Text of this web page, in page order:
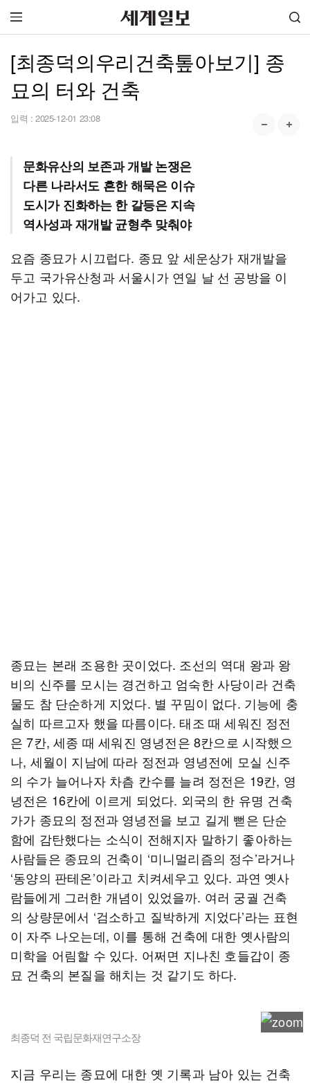
[최종덕의우리건축톺아보기] 종
묘의 터와 건축
입력 : 2025-12-01 23:08
문화유산의 보존과 개발 논쟁은
다른 나라서도 흔한 해묵은 이슈
도시가 진화하는 한 갈등은 지속
역사성과 재개발 균형추 맞춰야
요즘 종묘가 시끄럽다. 종묘 앞 세운상가 재개발을
두고 국가유산청과 서울시가 연일 날 선 공방을 이
어가고 있다.
종묘는 본래 조용한 곳이었다. 조선의 역대 왕과 왕
비의 신주를 모시는 경건하고 엄숙한 사당이라 건축
물도 참 단순하게 지었다. 별 꾸밈이 없다. 기능에 충
실히 따르고자 했을 따름이다. 태조 때 세워진 정전
은 7칸, 세종 때 세워진 영녕전은 8칸으로 시작했으
나, 세월이 지남에 따라 정전과 영녕전에 모실 신주
의 수가 늘어나자 차츰 칸수를 늘려 정전은 19칸, 영
녕전은 16칸에 이르게 되었다. 외국의 한 유명 건축
가가 종묘의 정전과 영녕전을 보고 길게 뻗은 단순
함에 감탄했다는 소식이 전해지자 말하기 좋아하는
사람들은 종묘의 건축이 ‘미니멀리즘의 정수’라거나
‘동양의 판테온’이라고 치켜세우고 있다. 과연 옛사
람들에게 그러한 개념이 있었을까. 여러 궁궐 건축
의 상량문에서 ‘검소하고 질박하게 지었다’라는 표현
이 자주 나오는데, 이를 통해 건축에 대한 옛사람의
미학을 어림할 수 있다. 어쩌면 지나친 호들갑이 종
묘 건축의 본질을 해치는 것 같기도 하다.
최종덕 전 국립문화재연구소장
지금 우리는 종묘에 대한 옛 기록과 남아 있는 건축